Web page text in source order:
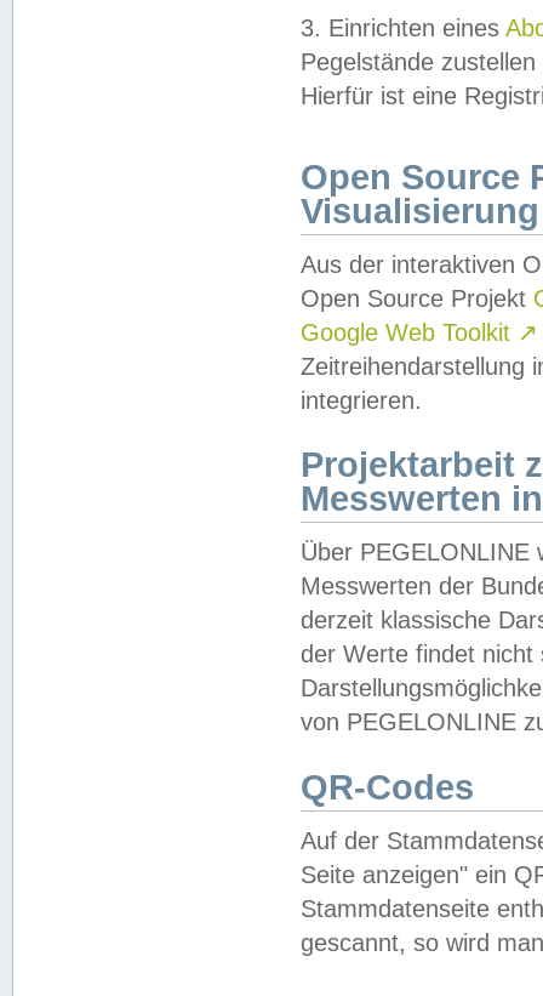
3. Einrichten eines
Pegelstände
Hierfür ist eine
Open Source
Visualisierung
Aus der interaktiven
Open Source Projekt
Google Web Toolkit ↗
Zeitreihendarstellung
integrieren.
Projektarbeit
Messwerten
Über PEGELONLINE
Messwerten der
derzeit klassische
der Werte findet
von PEGELONLINE
QR-Codes
Auf der
Seite anzeigen" ein
Stammdatenseite
gescannt, so wird